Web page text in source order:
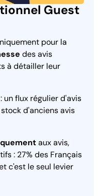
Guest
pour la
des avis
à détailler leur
: un flux régulier d'avis
d'anciens avis
aux avis,
: 27% des Français
c'est le seul levier